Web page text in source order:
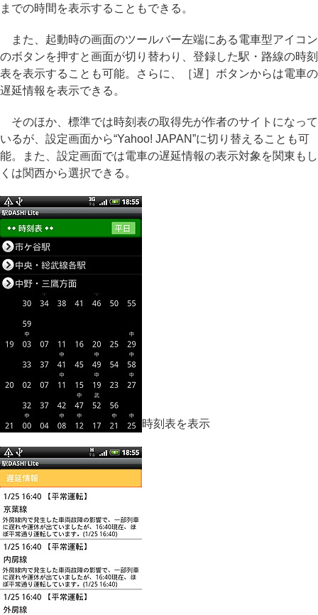
までの時間を表示することもできる。
また、起動時の画面のツールバー左端にある電車型アイコン
のボタンを押すと画面が切り替わり、登録した駅・路線の時刻
表を表示することも可能。さらに、［遅］ボタンからは電車の
遅延情報を表示できる。
そのほか、標準では時刻表の取得先が作者のサイトになって
いるが、設定画面から“Yahoo! JAPAN”に切り替えることも可
能。また、設定画面では電車の遅延情報の表示対象を関東もし
くは関西から選択できる。
時刻表を表示